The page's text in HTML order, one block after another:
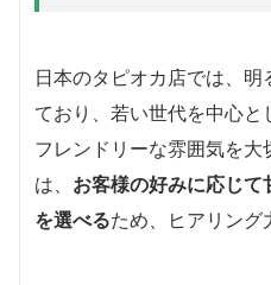
日本のタピオカ店では、
ており、若い世代を中心
フレンドリーな雰囲気を
は、 お客様の好みに応じ
を選べるため、ヒアリング